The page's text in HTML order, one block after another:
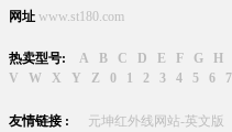
网址 www.st180.com
热卖型号: A B C D E F G H
V
W X Y Z 0 1 2 3 4 5 6 7
友情链接 : 元坤红外线网站-英文版